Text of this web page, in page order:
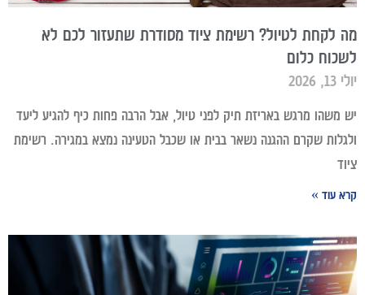
מה לקחת לטיול? רשימת ציוד מסודרת שתעזור לכם לא
לשכוח כלום
יולי 13, 2026
יש משהו מרגש באריזת תיק לפני טיול, אבל הרבה פחות כיף להגיע ליעד
ולגלות שקרם ההגנה נשאר בבית או שכבל הטעינה נמצא במגירה. רשימת
ציוד
קרא עוד »